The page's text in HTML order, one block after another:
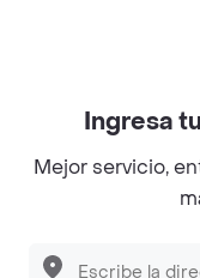
Top Marcas y
Encuéntranos en
Ingresa
Mejor servicio,